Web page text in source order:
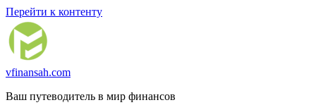
Перейти к контенту
vfinansah.com
Ваш путеводитель в мир финансов